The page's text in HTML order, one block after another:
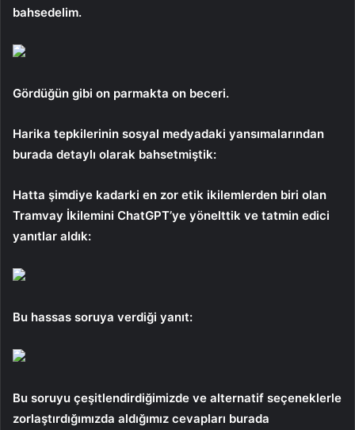
bahsedelim.
Gördüğün gibi on parmakta on beceri.
Harika tepkilerinin sosyal medyadaki yansımalarından
burada detaylı olarak bahsetmiştik:
Hatta şimdiye kadarki en zor etik ikilemlerden biri olan
Tramvay İkilemini ChatGPT’ye yönelttik ve tatmin edici
yanıtlar aldık:
Bu hassas soruya verdiği yanıt:
Bu soruyu çeşitlendirdiğimizde ve alternatif seçeneklerle
zorlaştırdığımızda aldığımız cevapları burada